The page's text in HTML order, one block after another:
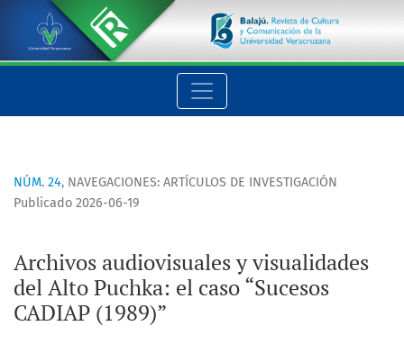
Archivos audiovisuales y visualidades del Alto Puchka: el caso
NÚM. 24, NAVEGACIONES: ARTÍCULOS DE INVESTIGACIÓN
Archivos audiovisuales y visualidades
del Alto Puchka: el caso “Sucesos
CADIAP (1989)”
Publicado 2026-06-19